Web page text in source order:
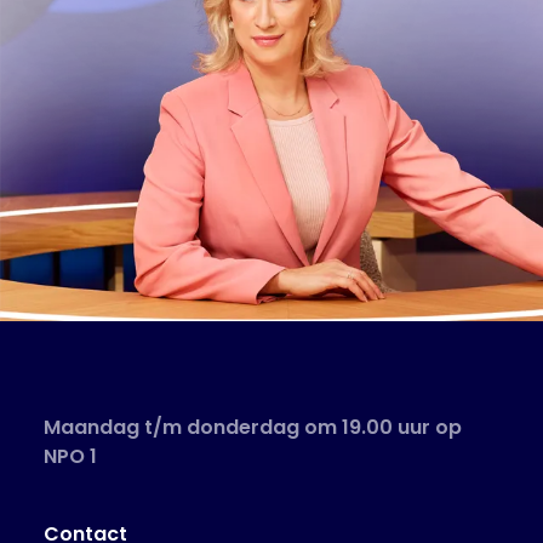
Maandag t/m donderdag om 19.00 uur op
NPO 1
Contact